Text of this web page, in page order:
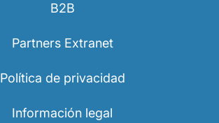
B2B
Partners Extranet
Política de privacidad
Información legal